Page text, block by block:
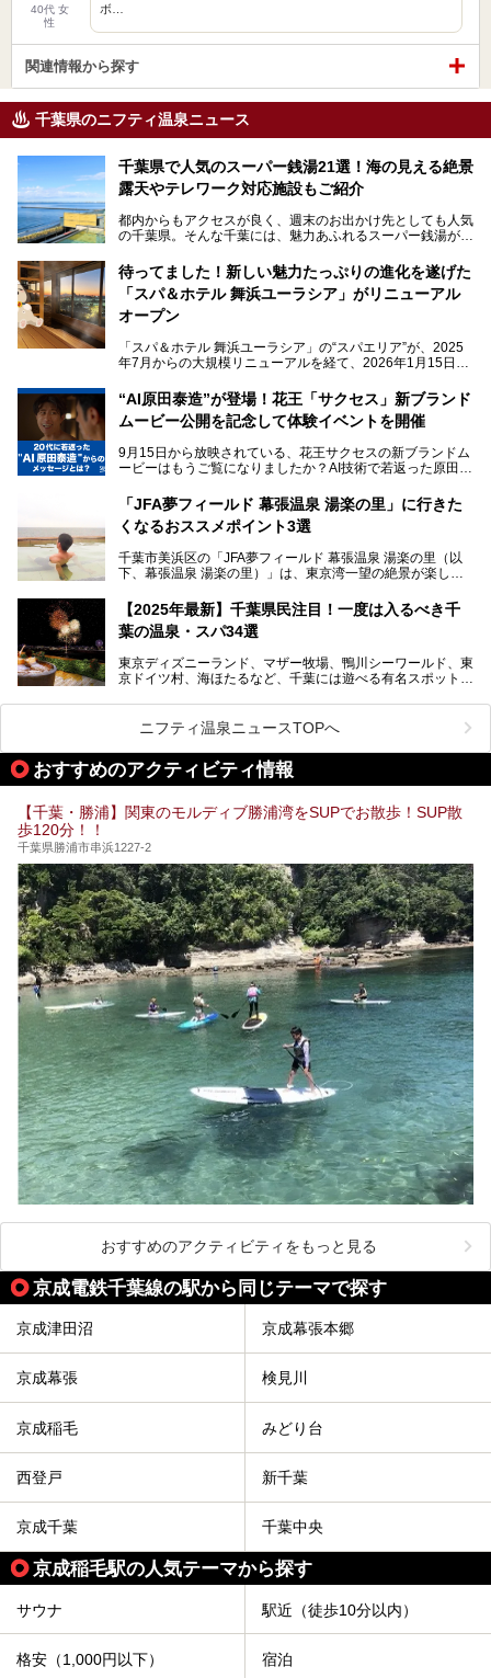
40代 女
性
ボ…
関連情報から探す
千葉県のニフティ温泉ニュース
千葉県で人気のスーパー銭湯21選！海の見える絶景
露天やテレワーク対応施設もご紹介
都内からもアクセスが良く、週末のお出かけ先としても人気
の千葉県。そんな千葉には、魅力あふれるスーパー銭湯がた
「サウナでしっかりととのいたい」「海が見える絶景で非日
常を味わいたい」「子連れでも気兼ねなく1日過ごした
い」。
そんな多様なニーズに応える施設が揃っているため、その日
の目的に合った施設がきっと見つかるはずです。
さらに最近では、24時間営業で深夜まで滞在できる施設
や、テレワーク・コワーキングスペースを備えた仕事もでき
るスパも増えており、ただの入浴施設にとどまらない進化を
本記事では、人気スーパー銭湯から絶景施設、コワーキング
スペースや休憩スペースが充実した施設、子連れファミリー
向けの施設など、目的に合わせたおすすめの施設を紹介しま
す。
ださい。
待ってました！新しい魅力たっぷりの進化を遂げた
「スパ＆ホテル 舞浜ユーラシア」がリニューアル
オープン
「スパ＆ホテル 舞浜ユーラシア」の“スパエリア”が、2025
年7月からの大規模リニューアルを経て、2026年1月15日
新設エリアや生まれ変わった浴場・サウナの魅力を、人気キ
ャラクター「ユーラシわん」と一緒にご紹介します。必見の
───
提供元：SPA＆HOTEL舞浜ユーラシア【PR】
です。
“AI原田泰造”が登場！花王「サクセス」新ブランド
ムービー公開を記念して体験イベントを開催
9月15日から放映されている、花王サクセスの新ブランドム
ービーはもうご覧になりましたか？AI技術で若返った原田泰
伝えるムービーです。公開を記念して、スパメッツァおおた
か竜泉寺の湯にて体験イベントを開催。花王サクセスの製品
が無料で試せるチャンスです！
提供元：花王株式会社【PR】
この記事は花王株式会社商品のPRレポート記事です。
「JFA夢フィールド 幕張温泉 湯楽の里」に行きた
くなるおススメポイント3選
千葉市美浜区の「JFA夢フィールド 幕張温泉 湯楽の里（以
下、幕張温泉 湯楽の里）」は、東京湾一望の絶景が楽しめ
設備も天然温泉の露天風呂、サウナ、岩盤浴のほか、高濃度
炭酸泉、海の見えるお休み処や食事処、展望抜群の屋上ま
で、年代を問わずたっぷり楽しめます。
今回は人気のこの施設の中でも、特におススメしたい3つの
ポイントについて厳選してお届けします。読めばきっと、行
【2025年最新】千葉県民注目！一度は入るべき千
葉の温泉・スパ34選
東京ディズニーランド、マザー牧場、鴨川シーワールド、東
京ドイツ村、海ほたるなど、千葉には遊べる有名スポットが
県で生まれ、千葉県で育ち、つい最近まで千葉在住だった私
がお勧めする、一度は入るべき千葉の温泉・スパ34選をま
とめました。
ニフティ温泉ニュースTOPへ
おすすめのアクティビティ情報
【千葉・勝浦】関東のモルディブ勝浦湾をSUPでお散歩！SUP散
歩120分！！
千葉県勝浦市串浜1227-2
おすすめのアクティビティをもっと見る
京成電鉄千葉線の駅から同じテーマで探す
京成津田沼 京成幕張本郷
京成幕張 検見川
京成稲毛 みどり台
西登戸 新千葉
京成千葉 千葉中央
京成稲毛駅の人気テーマから探す
サウナ 駅近（徒歩10分以内）
格安（1,000円以下） 宿泊